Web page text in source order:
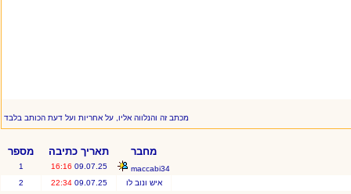
מכתב זה והנלווה אליו, על אחריות ועל דעת הכותב בלבד
מחבר תאריך כתיבה מספר
maccabi34
09.07.25
16:16
1
איש ונוב לו
09.07.25
22:34
2